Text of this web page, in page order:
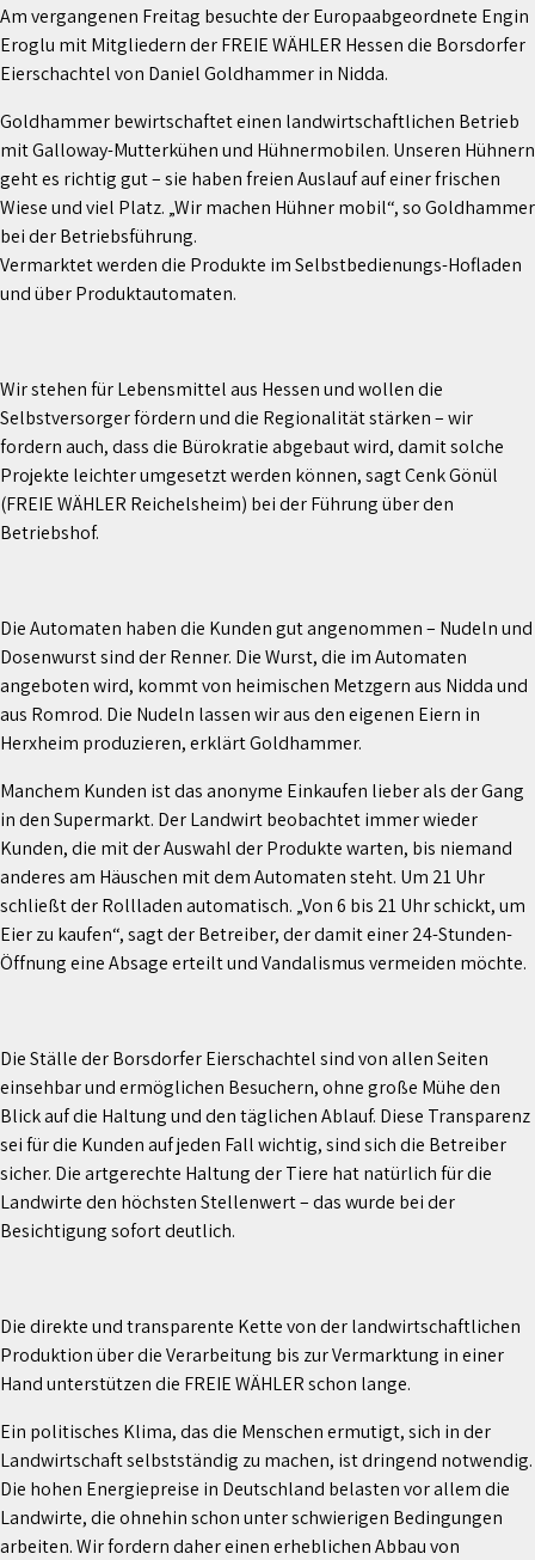
Am vergangenen Freitag besuchte der Europaabgeordnete Engin
Eroglu mit Mitgliedern der FREIE WÄHLER Hessen die Borsdorfer
Eierschachtel von Daniel Goldhammer in Nidda.
Goldhammer bewirtschaftet einen landwirtschaftlichen Betrieb
mit Galloway-Mutterkühen und Hühnermobilen. Unseren Hühnern
geht es richtig gut – sie haben freien Auslauf auf einer frischen
Wiese und viel Platz. „Wir machen Hühner mobil“, so Goldhammer
bei der Betriebsführung.
Vermarktet werden die Produkte im Selbstbedienungs-Hofladen
und über Produktautomaten.
Wir stehen für Lebensmittel aus Hessen und wollen die
Selbstversorger fördern und die Regionalität stärken – wir
fordern auch, dass die Bürokratie abgebaut wird, damit solche
Projekte leichter umgesetzt werden können, sagt Cenk Gönül
(FREIE WÄHLER Reichelsheim) bei der Führung über den
Betriebshof.
Die Automaten haben die Kunden gut angenommen – Nudeln und
Dosenwurst sind der Renner. Die Wurst, die im Automaten
angeboten wird, kommt von heimischen Metzgern aus Nidda und
aus Romrod. Die Nudeln lassen wir aus den eigenen Eiern in
Herxheim produzieren, erklärt Goldhammer.
Manchem Kunden ist das anonyme Einkaufen lieber als der Gang
in den Supermarkt. Der Landwirt beobachtet immer wieder
Kunden, die mit der Auswahl der Produkte warten, bis niemand
anderes am Häuschen mit dem Automaten steht. Um 21 Uhr
schließt der Rollladen automatisch. „Von 6 bis 21 Uhr schickt, um
Eier zu kaufen“, sagt der Betreiber, der damit einer 24-Stunden-
Öffnung eine Absage erteilt und Vandalismus vermeiden möchte.
Die Ställe der Borsdorfer Eierschachtel sind von allen Seiten
einsehbar und ermöglichen Besuchern, ohne große Mühe den
Blick auf die Haltung und den täglichen Ablauf. Diese Transparenz
sei für die Kunden auf jeden Fall wichtig, sind sich die Betreiber
sicher. Die artgerechte Haltung der Tiere hat natürlich für die
Landwirte den höchsten Stellenwert – das wurde bei der
Besichtigung sofort deutlich.
Die direkte und transparente Kette von der landwirtschaftlichen
Produktion über die Verarbeitung bis zur Vermarktung in einer
Hand unterstützen die FREIE WÄHLER schon lange.
Ein politisches Klima, das die Menschen ermutigt, sich in der
Landwirtschaft selbstständig zu machen, ist dringend notwendig.
Die hohen Energiepreise in Deutschland belasten vor allem die
Landwirte, die ohnehin schon unter schwierigen Bedingungen
arbeiten. Wir fordern daher einen erheblichen Abbau von